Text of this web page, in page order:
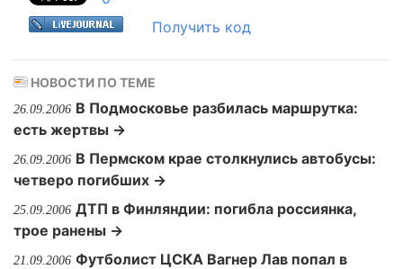
Получить код
НОВОСТИ ПО ТЕМЕ
26.09.2006 В Подмосковье разбилась маршрутка:
есть жертвы →
26.09.2006 В Пермском крае столкнулись автобусы:
четверо погибших →
25.09.2006 ДТП в Финляндии: погибла россиянка,
трое ранены →
21.09.2006 Футболист ЦСКА Вагнер Лав попал в